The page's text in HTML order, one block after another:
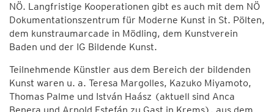
NÖ. Langfristige Kooperationen gibt es auch mit dem NÖ
Dokumentationszentrum für Moderne Kunst in St. Pölten,
dem kunstraumarcade in Mödling, dem Kunstverein
Baden und der IG Bildende Kunst.
Teilnehmende Künstler aus dem Bereich der bildenden
Kunst waren u. a. Teresa Margolles, Kazuko Miyamoto,
Thomas Palme und István Haász (aktuell sind Anca